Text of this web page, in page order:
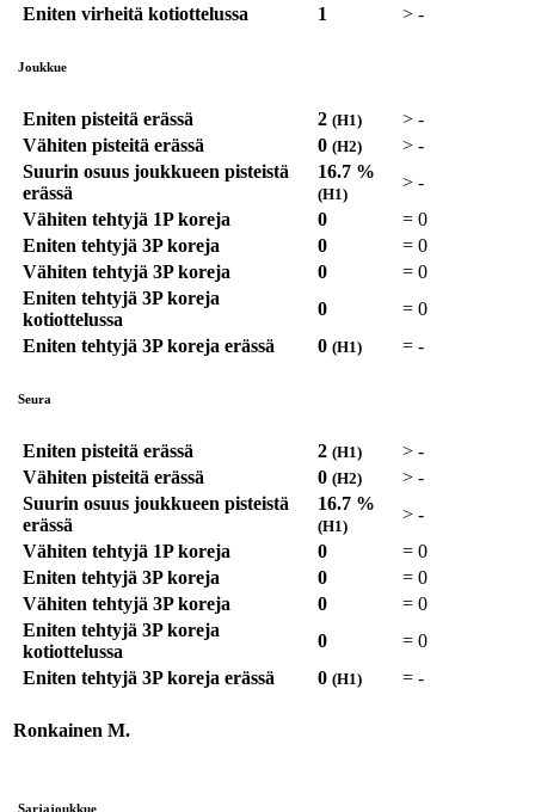
Eniten virheitä kotiottelussa
1 > -
Joukkue
Eniten pisteitä erässä 2 (H1) > -
Vähiten pisteitä erässä
0 (H2) > -
Suurin osuus joukkueen pisteistä
erässä
16.7 %
(H1)
> -
Vähiten tehtyjä 1P koreja
0 = 0
Eniten tehtyjä 3P koreja
0 = 0
Vähiten tehtyjä 3P koreja
0 = 0
Eniten tehtyjä 3P koreja
kotiottelussa
0 = 0
Eniten tehtyjä 3P koreja erässä
0 (H1) = -
Seura
Eniten pisteitä erässä 2 (H1) > -
Vähiten pisteitä erässä
0 (H2) > -
Suurin osuus joukkueen pisteistä
erässä
16.7 %
(H1)
> -
Vähiten tehtyjä 1P koreja
0 = 0
Eniten tehtyjä 3P koreja
0 = 0
Vähiten tehtyjä 3P koreja
0 = 0
Eniten tehtyjä 3P koreja
kotiottelussa
0 = 0
Eniten tehtyjä 3P koreja erässä
0 (H1) = -
Ronkainen M.
Sarjajoukkue